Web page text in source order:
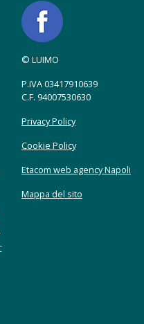
© LUIMO
P.IVA 03417910639
C.F. 94007530630
Privacy Policy
Cookie Policy
Etacom web agency Napoli
Mappa del sito